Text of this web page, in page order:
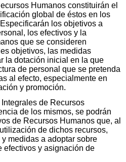
Humanos constituirán el
global de éstos en los
los objetivos a
los efectivos y la
que se consideren
objetivos, las medidas
la dotación inicial en la que
de personal que se pretenda
al efecto, especialmente en
y promoción.
de Recursos
de los mismos, se podrán
de Recursos Humanos que, al
de dichos recursos,
medidas a adoptar sobre
efectivos y asignación de